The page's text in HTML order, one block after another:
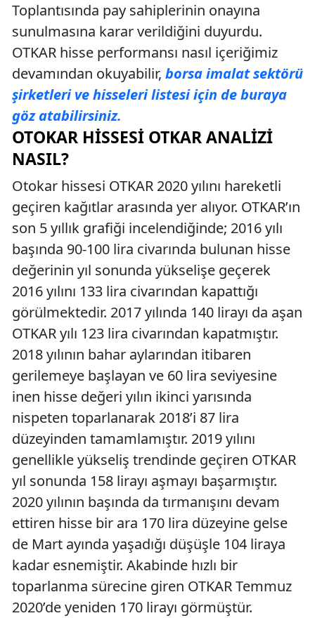
Toplantısında pay sahiplerinin onayına
sunulmasına karar verildiğini duyurdu.
OTKAR hisse performansı nasıl içeriğimiz
devamından okuyabilir, borsa imalat sektörü
şirketleri ve hisseleri listesi için de buraya
göz atabilirsiniz.
OTOKAR HISSESI OTKAR ANALIZI
NASIL?
Otokar hissesi OTKAR 2020 yılını hareketli
geçiren kağıtlar arasında yer alıyor. OTKAR’ın
son 5 yıllık grafiği incelendiğinde; 2016 yılı
başında 90-100 lira civarında bulunan hisse
değerinin yıl sonunda yükselişe geçerek
2016 yılını 133 lira civarından kapattığı
görülmektedir. 2017 yılında 140 lirayı da aşan
OTKAR yılı 123 lira civarından kapatmıştır.
2018 yılının bahar aylarından itibaren
gerilemeye başlayan ve 60 lira seviyesine
inen hisse değeri yılın ikinci yarısında
nispeten toparlanarak 2018’i 87 lira
düzeyinden tamamlamıştır. 2019 yılını
genellikle yükseliş trendinde geçiren OTKAR
yıl sonunda 158 lirayı aşmayı başarmıştır.
2020 yılının başında da tırmanışını devam
ettiren hisse bir ara 170 lira düzeyine gelse
de Mart ayında yaşadığı düşüşle 104 liraya
kadar esnemiştir. Akabinde hızlı bir
toparlanma sürecine giren OTKAR Temmuz
2020’de yeniden 170 lirayı görmüştür.